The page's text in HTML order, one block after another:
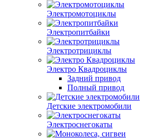
Электромотоциклы
Электропитбайки
Электротрициклы
Электро Квадроциклы
Задний привод
Полный привод
Детские электромобили
Электроснегокаты